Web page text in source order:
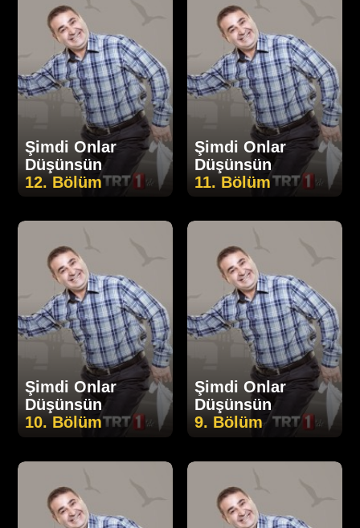
Şimdi Onlar
Düşünsün
12. Bölüm
Şimdi Onlar
Düşünsün
11. Bölüm
Şimdi Onlar
Düşünsün
10. Bölüm
Şimdi Onlar
Düşünsün
9. Bölüm